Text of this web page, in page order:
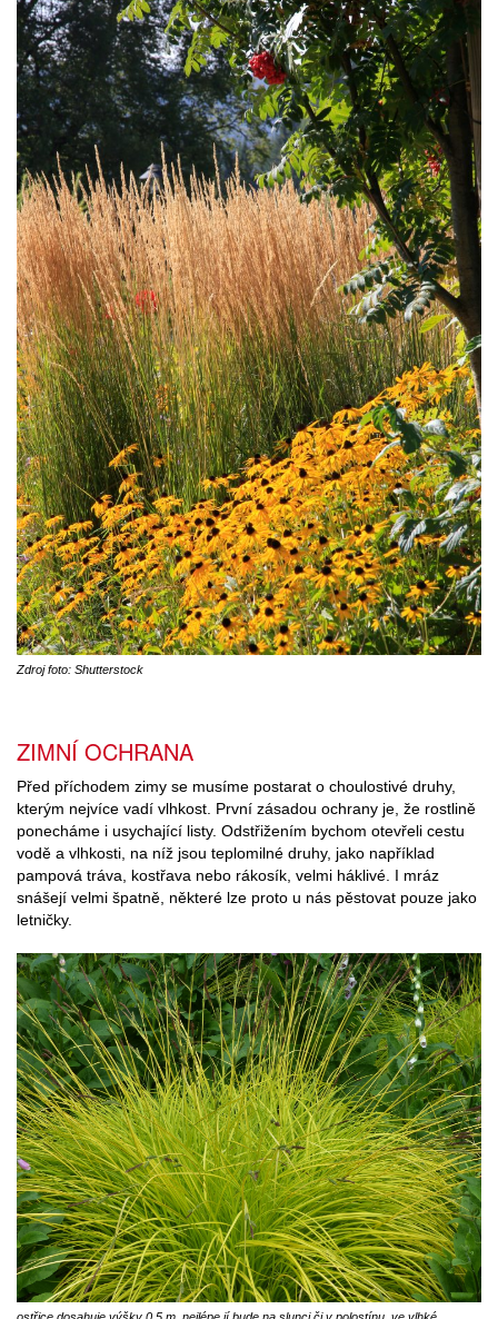
Zdroj foto: Shutterstock
ZIMNÍ OCHRANA
Před příchodem zimy se musíme postarat o choulostivé druhy,
kterým nejvíce vadí vlhkost. První zásadou ochrany je, že rostlině
ponecháme i usychající listy. Odstřižením bychom otevřeli cestu
vodě a vlhkosti, na níž jsou teplomilné druhy, jako například
pampová tráva, kostřava nebo rákosík, velmi háklivé. I mráz
snášejí velmi špatně, některé lze proto u nás pěstovat pouze jako
letničky.